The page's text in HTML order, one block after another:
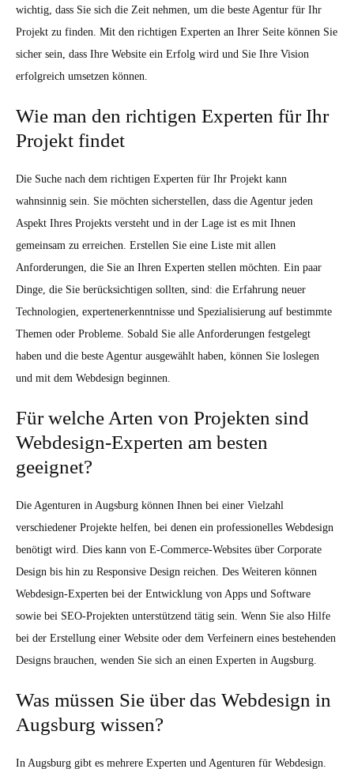
wichtig, dass Sie sich die Zeit nehmen, um die beste Agentur für Ihr
Projekt zu finden. Mit den richtigen Experten an Ihrer Seite können Sie
sicher sein, dass Ihre Website ein Erfolg wird und Sie Ihre Vision
erfolgreich umsetzen können.
Wie man den richtigen Experten für Ihr
Projekt findet
Die Suche nach dem richtigen Experten für Ihr Projekt kann
wahnsinnig sein. Sie möchten sicherstellen, dass die Agentur jeden
Aspekt Ihres Projekts versteht und in der Lage ist es mit Ihnen
gemeinsam zu erreichen. Erstellen Sie eine Liste mit allen
Anforderungen, die Sie an Ihren Experten stellen möchten. Ein paar
Dinge, die Sie berücksichtigen sollten, sind: die Erfahrung neuer
Technologien, expertenerkenntnisse und Spezialisierung auf bestimmte
Themen oder Probleme. Sobald Sie alle Anforderungen festgelegt
haben und die beste Agentur ausgewählt haben, können Sie loslegen
und mit dem Webdesign beginnen.
Für welche Arten von Projekten sind
Webdesign-Experten am besten
geeignet?
Die Agenturen in Augsburg können Ihnen bei einer Vielzahl
verschiedener Projekte helfen, bei denen ein professionelles Webdesign
benötigt wird. Dies kann von E-Commerce-Websites über Corporate
Design bis hin zu Responsive Design reichen. Des Weiteren können
Webdesign-Experten bei der Entwicklung von Apps und Software
sowie bei SEO-Projekten unterstützend tätig sein. Wenn Sie also Hilfe
bei der Erstellung einer Website oder dem Verfeinern eines bestehenden
Designs brauchen, wenden Sie sich an einen Experten in Augsburg.
Was müssen Sie über das Webdesign in
Augsburg wissen?
In Augsburg gibt es mehrere Experten und Agenturen für Webdesign.